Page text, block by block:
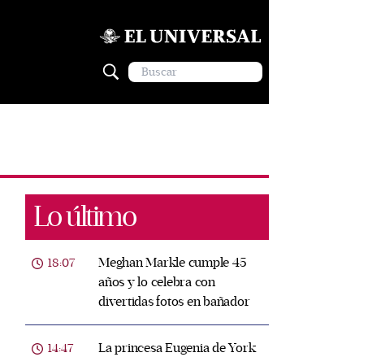
Lo último
18:07
Meghan Markle cumple 45
años y lo celebra con
divertidas fotos en bañador
14:47
La princesa Eugenia de York